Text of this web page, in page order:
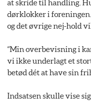
at skride til handling.
dørklokker i
og det øvrige nej-hold
“Min overbevisning i
vi ikke underlagt et
betød dét at have sin
Indsatsen skulle vise